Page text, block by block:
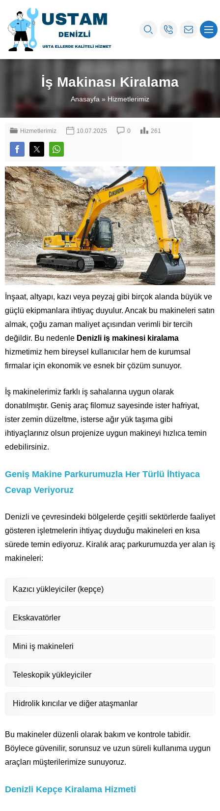
İş Makinası Kiralama
Anasayfa » Hizmetlerimiz
Hizmetlerimiz 10.07.2025 0 261
İnşaat, altyapı, kazı veya peyzaj gibi birçok alanda büyük ve
güçlü ekipmanlara ihtiyaç duyulur. Ancak bu makineleri satın
almak, çoğu zaman maliyet açısından verimli bir tercih
değildir. Bu nedenle Denizli iş makinesi kiralama
hizmetimiz hem bireysel kullanıcılar hem de kurumsal
firmalar için ekonomik ve esnek bir çözüm sunuyor.
İş makinelerimiz farklı iş sahalarına uygun olarak
donatılmıştır. Geniş araç filomuz sayesinde ister hafriyat,
ister zemin düzeltme, isterse ağır yük taşıma gibi
ihtiyaçlarınız olsun projenize uygun makineyi hızlıca temin
edebilirsiniz.
Geniş Makine Parkurumuzla Her Türlü İhtiyaca
Cevap Veriyoruz
Denizli ve çevresindeki bölgelerde çeşitli sektörlerde faaliyet
gösteren işletmelerin ihtiyaç duyduğu makineleri en kısa
sürede temin ediyoruz. Kiralık araç parkurumuzda yer alan iş
makineleri:
Kazıcı yükleyiciler (kepçe)
Ekskavatörler
Mini iş makineleri
Teleskopik yükleyiciler
Hidrolik kırıcılar ve diğer ataşmanlar
Bu makineler düzenli olarak bakım ve kontrole tabidir.
Böylece güvenilir, sorunsuz ve uzun süreli kullanıma uygun
araçları müşterilerimize sunuyoruz.
Denizli Kepçe Kiralama Hizmeti